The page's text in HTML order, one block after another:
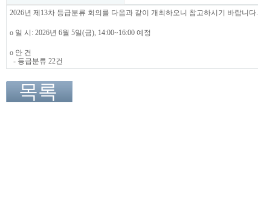
2026년 제13차 등급분류 회의를 다음과 같이 개최하오니 참고하시기 바랍니다.
o 일 시: 2026년 6월 5일(금), 14:00~16:00 예정
o 안 건
- 등급분류 22건
목록